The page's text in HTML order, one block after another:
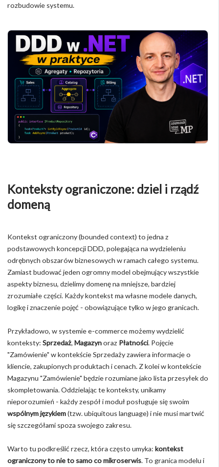
rozbudowie systemu.
Konteksty ograniczone: dziel i rządź
domeną
Kontekst ograniczony (bounded context) to jedna z
podstawowych koncepcji DDD, polegająca na wydzieleniu
odrębnych obszarów biznesowych w ramach całego systemu.
Zamiast budować jeden ogromny model obejmujący wszystkie
aspekty biznesu, dzielimy domenę na mniejsze, bardziej
zrozumiałe części. Każdy kontekst ma własne modele danych,
logikę i znaczenie pojęć - obowiązujące tylko w jego granicach.
Przykładowo, w systemie e-commerce możemy wydzielić
konteksty: Sprzedaż, Magazynoraz Płatności. Pojęcie
"Zamówienie" w kontekście Sprzedaży zawiera informacje o
kliencie, zakupionych produktach i cenach. Z kolei w kontekście
Magazynu "Zamówienie" będzie rozumiane jako lista przesyłek do
skompletowania. Oddzielając te konteksty, unikamy
nieporozumień - każdy zespół i moduł posługuje się swoim
wspólnym językiem(tzw. ubiquitous language) i nie musi martwić
się szczegółami spoza swojego zakresu.
Warto tu podkreślić rzecz, która często umyka: kontekst
ograniczony to nie to samo co mikroserwis. To granica modelu i